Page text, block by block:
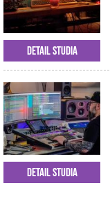
Detail studia
Detail studia